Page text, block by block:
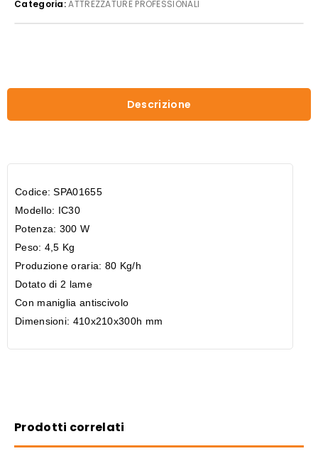
IC
30
Categoria:ATTREZZATURE PROFESSIONALI
Descrizione
Codice: SPA01655
Modello: IC30
Potenza: 300 W
Peso: 4,5 Kg
Produzione oraria: 80 Kg/h
Dotato di 2 lame
Con maniglia antiscivolo
Dimensioni: 410x210x300h mm
Prodotti correlati